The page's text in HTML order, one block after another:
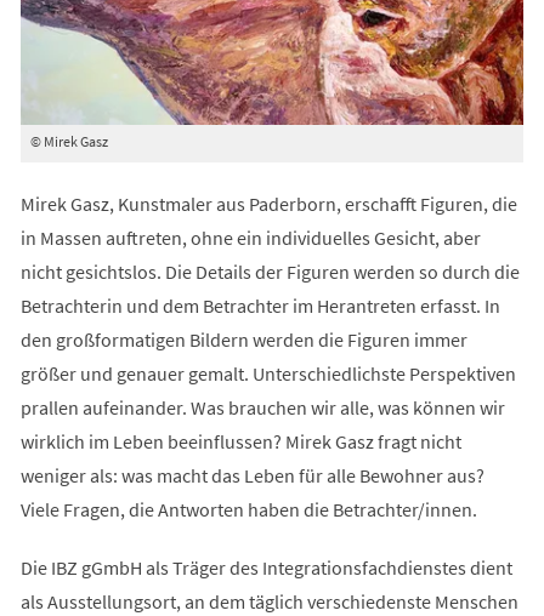
© Mirek Gasz
Mirek Gasz, Kunstmaler aus Paderborn, erschafft Figuren, die
in Massen auftreten, ohne ein individuelles Gesicht, aber
nicht gesichtslos. Die Details der Figuren werden so durch die
Betrachterin und dem Betrachter im Herantreten erfasst. In
den großformatigen Bildern werden die Figuren immer
größer und genauer gemalt. Unterschiedlichste Perspektiven
prallen aufeinander. Was brauchen wir alle, was können wir
wirklich im Leben beeinflussen? Mirek Gasz fragt nicht
weniger als: was macht das Leben für alle Bewohner aus?
Viele Fragen, die Antworten haben die Betrachter/innen.
Die IBZ gGmbH als Träger des Integrationsfachdienstes dient
als Ausstellungsort, an dem täglich verschiedenste Menschen